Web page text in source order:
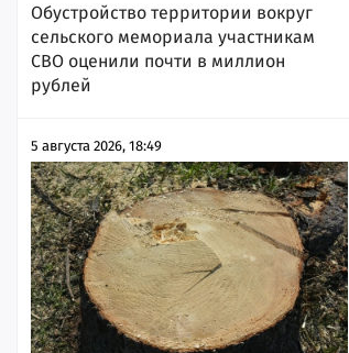
Обустройство территории вокруг
сельского мемориала участникам
СВО оценили почти в миллион
рублей
5 августа 2026, 18:49